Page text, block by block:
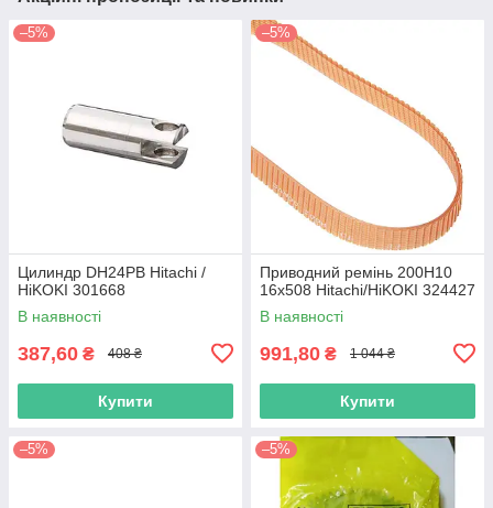
–5%
Цилиндр DH24PB Hitachi /
HiKOKI 301668
В наявності
387,60 ₴ 408 ₴
Купити
–5%
Приводний ремінь 200Н10
16х508 Hitachi/HiKOKI 324427
В наявності
991,80 ₴ 1 044 ₴
Купити
–5% –5%